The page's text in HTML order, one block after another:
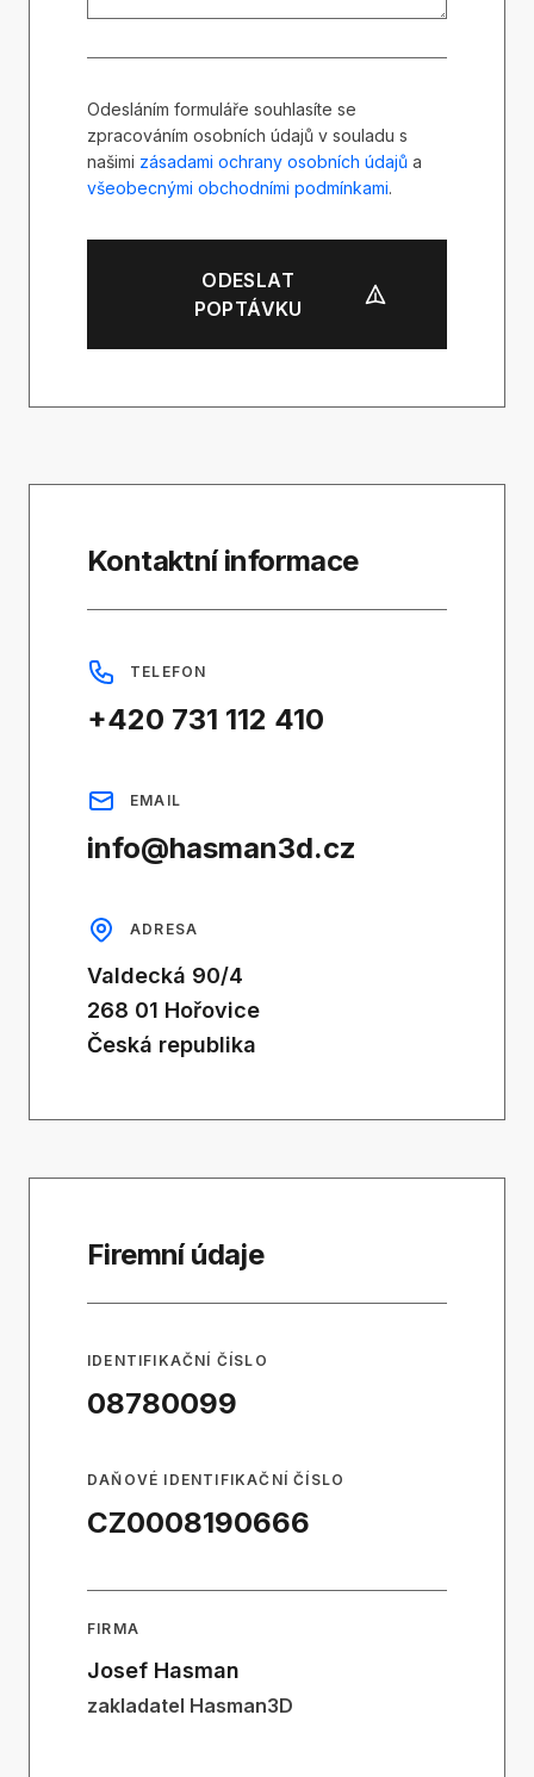
Odesláním formuláře souhlasíte se
zpracováním osobních údajů v souladu s
našimi zásadami ochrany osobních údajů a
všeobecnými obchodními podmínkami.
ODESLAT
POPTÁVKU
Kontaktní informace
TELEFON
+420 731 112 410
EMAIL
info@hasman3d.cz
ADRESA
Valdecká 90/4
268 01 Hořovice
Česká republika
Firemní údaje
IDENTIFIKAČNÍ ČÍSLO
08780099
DAŇOVÉ IDENTIFIKAČNÍ ČÍSLO
CZ0008190666
FIRMA
Josef Hasman
zakladatel Hasman3D